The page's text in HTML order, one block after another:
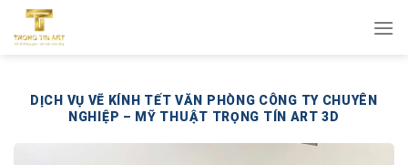
qua
DỊCH VỤ VẼ KÍNH TẾT VĂN PHÒNG CÔNG TY CHUYÊN
NGHIỆP – MỸ THUẬT TRỌNG TÍN ART 3D